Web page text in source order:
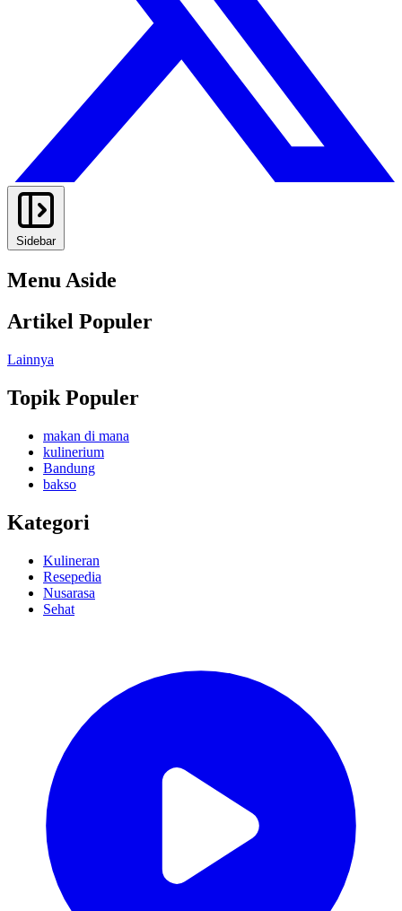
Sidebar
Menu Aside
Artikel Populer
Lainnya
Topik Populer
makan di mana
kulinerium
Bandung
bakso
Kategori
Kulineran
Resepedia
Nusarasa
Sehat